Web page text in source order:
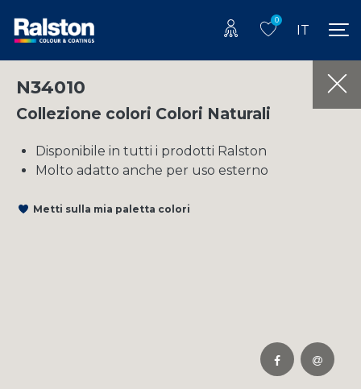
0
IT
N34010
Collezione colori Colori Naturali
Disponibile in tutti i prodotti Ralston
Molto adatto anche per uso esterno
Metti sulla mia paletta colori